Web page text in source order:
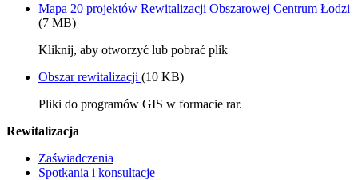
Mapa 20 projektów Rewitalizacji Obszarowej Centrum Łodzi
(7 MB)
Kliknij, aby otworzyć lub pobrać plik
Obszar rewitalizacji (10 KB)
Pliki do programów GIS w formacie rar.
Rewitalizacja
Zaświadczenia
Spotkania i konsultacje